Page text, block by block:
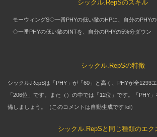
シックル.RepSのスキル
モーウィングS◇一番PHYの低い敵のHPに、自分のPHY
◇一番PHYの低い敵のINTを、自分のPHYの5%分ダウン
シックル.RepSの特徴
シックル.RepSは「PHY」が「60」と高く、PHYが全1293
「206位」です。また（）の中では「12位」です。「PHY
備しましょう。（このコメントは自動生成です lol）
シックル.RepSと同じ種類のエク